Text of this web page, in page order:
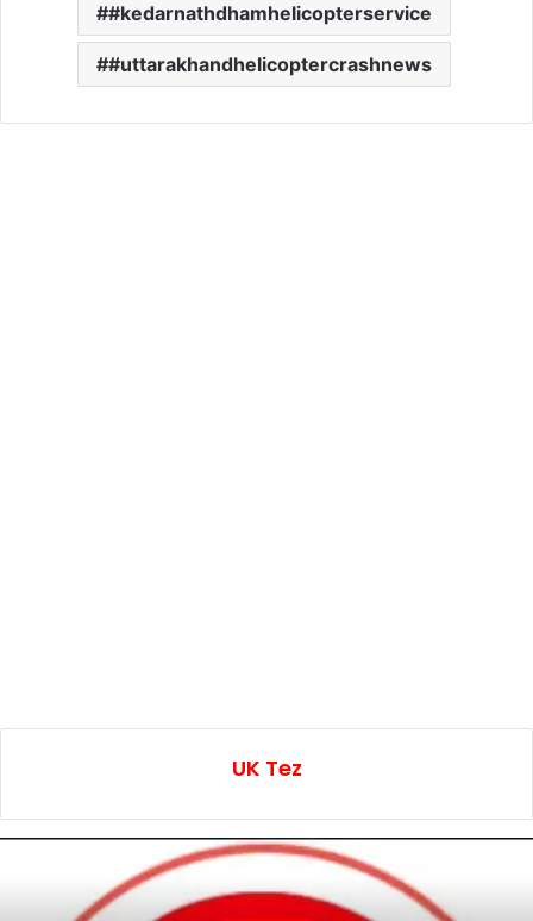
#kedarnathdhamhelicopterservice
#uttarakhandhelicoptercrashnews
UK Tez